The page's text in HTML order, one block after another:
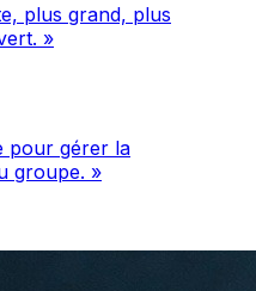
plus grand, plus
»
pour gérer la
groupe. »